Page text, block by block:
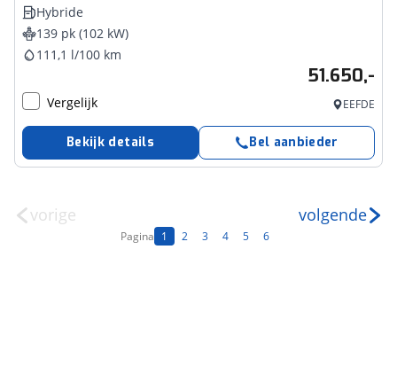
Hybride
139 pk (102 kW)
111,1 l/100 km
51.650,-
Vergelijk EEFDE
Bekijk details Bel aanbieder
vorige
Pagina 1 2 3 4 5 6
volgende